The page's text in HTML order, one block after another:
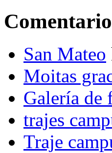
San Mateo
Moitas
Galería de
trajes
Traje